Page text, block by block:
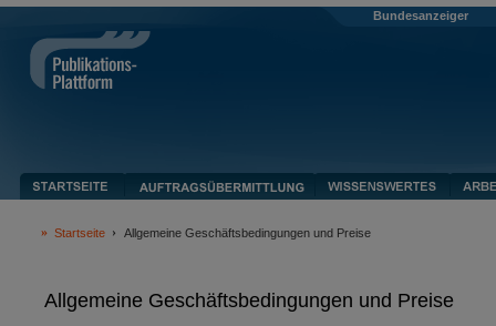
Bundesanzeiger
Startseite Allgemeine Geschäftsbedingungen und Preise
Allgemeine Geschäftsbedingungen und Preise